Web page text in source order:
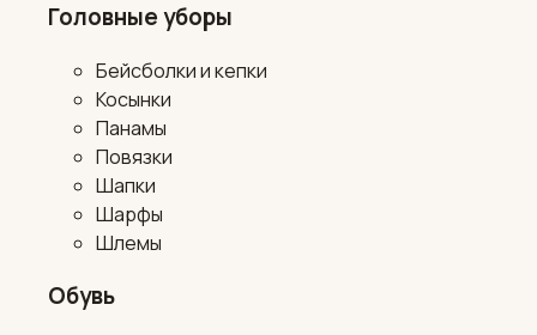
Головные уборы
Бейсболки и кепки
Косынки
Панамы
Повязки
Шапки
Шарфы
Шлемы
Обувь